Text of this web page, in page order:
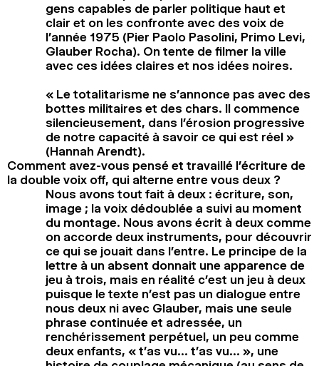
gens capables de parler politique haut et
clair et on les confronte avec des voix de
l’année 1975 (Pier Paolo Pasolini, Primo Levi,
Glauber Rocha). On tente de filmer la ville
avec ces idées claires et nos idées noires.
« Le totalitarisme ne s’annonce pas avec des
bottes militaires et des chars. Il commence
silencieusement, dans l’érosion progressive
de notre capacité à savoir ce qui est réel »
(Hannah Arendt).
Comment avez-vous pensé et travaillé l’écriture de
la double voix off, qui alterne entre vous deux ?
Nous avons tout fait à deux : écriture, son,
image ; la voix dédoublée a suivi au moment
du montage. Nous avons écrit à deux comme
on accorde deux instruments, pour découvrir
ce qui se jouait dans l’entre. Le principe de la
lettre à un absent donnait une apparence de
jeu à trois, mais en réalité c’est un jeu à deux
puisque le texte n’est pas un dialogue entre
nous deux ni avec Glauber, mais une seule
phrase continuée et adressée, un
renchérissement perpétuel, un peu comme
deux enfants, « t’as vu… t’as vu… », une